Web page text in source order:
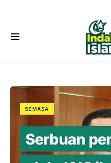
SEMASA
Serbuan